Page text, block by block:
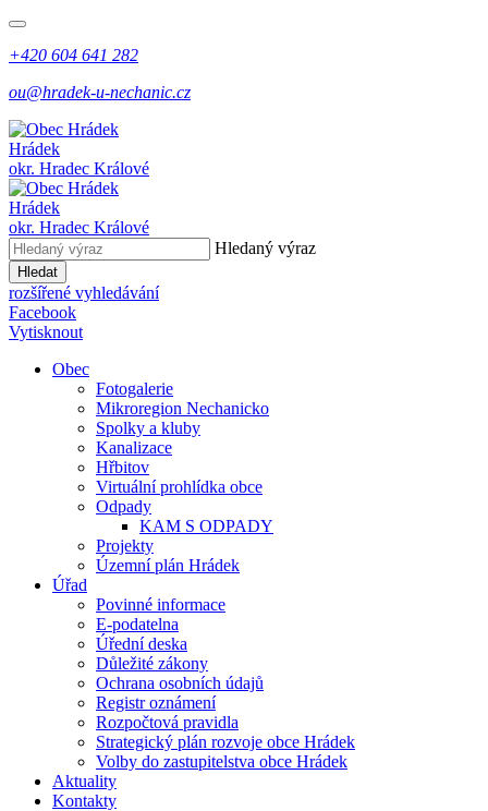
+420 604 641 282
ou@hradek-u-nechanic.cz
Hrádek
okr. Hradec Králové
Hrádek
okr. Hradec Králové
Hledaný výraz
Hledat
rozšířené vyhledávání
Facebook
Vytisknout
Obec
Fotogalerie
Mikroregion Nechanicko
Spolky a kluby
Kanalizace
Hřbitov
Virtuální prohlídka obce
Odpady
KAM S ODPADY
Projekty
Územní plán Hrádek
Úřad
Povinné informace
E-podatelna
Úřední deska
Důležité zákony
Ochrana osobních údajů
Registr oznámení
Rozpočtová pravidla
Strategický plán rozvoje obce Hrádek
Volby do zastupitelstva obce Hrádek
Aktuality
Kontakty